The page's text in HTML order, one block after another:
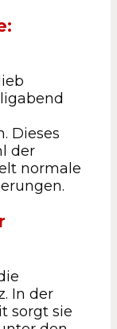
Dieses
der
normale
In der
sorgt sie